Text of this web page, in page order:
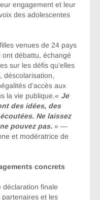
engagement et leur
des adolescentes
venues de 24 pays
ont débattu, échangé
sur les défis qu’elles
déscolarisation,
d’accès aux
la vie publique.« Je
des idées, des
Ne laissez
pouvez pas. » —
et modératrice de
concrets
déclaration finale
et les